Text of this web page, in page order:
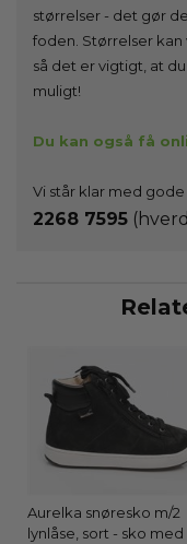
størrelser - det gør
foden. Størrelser
så det er vigtigt, at
muligt!
Du kan også få
Vi står klar med gode
2268 7595
Aurelka snøresko m/2
lynlåse, sort - sko med